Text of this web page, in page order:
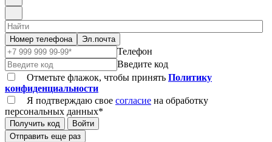
Номер телефона Эл.почта
Телефон
Введите код
Отметьте флажок, чтобы принять Политику
конфиденциальности
Я подтверждаю свое согласие на обработку
персональных данных*
Получить код
Войти
Отправить еще раз